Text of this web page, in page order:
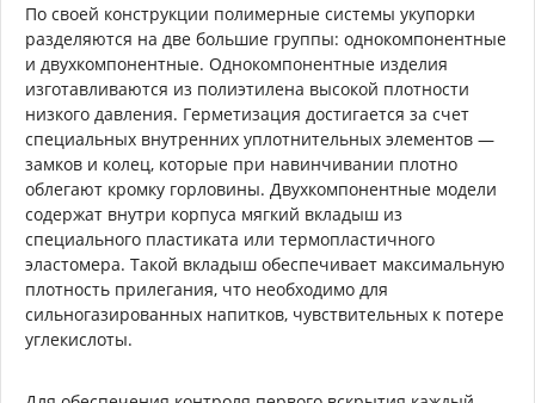
По своей конструкции полимерные системы укупорки
разделяются на две большие группы: однокомпонентные
и двухкомпонентные. Однокомпонентные изделия
изготавливаются из полиэтилена высокой плотности
низкого давления. Герметизация достигается за счет
специальных внутренних уплотнительных элементов —
замков и колец, которые при навинчивании плотно
облегают кромку горловины. Двухкомпонентные модели
содержат внутри корпуса мягкий вкладыш из
специального пластиката или термопластичного
эластомера. Такой вкладыш обеспечивает максимальную
плотность прилегания, что необходимо для
сильногазированных напитков, чувствительных к потере
углекислоты.